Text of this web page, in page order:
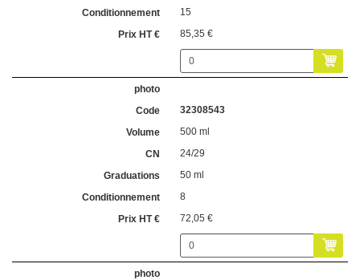
15
85,35 €
32308543
500 ml
24/29
50 ml
8
72,05 €